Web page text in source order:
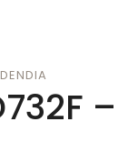
–